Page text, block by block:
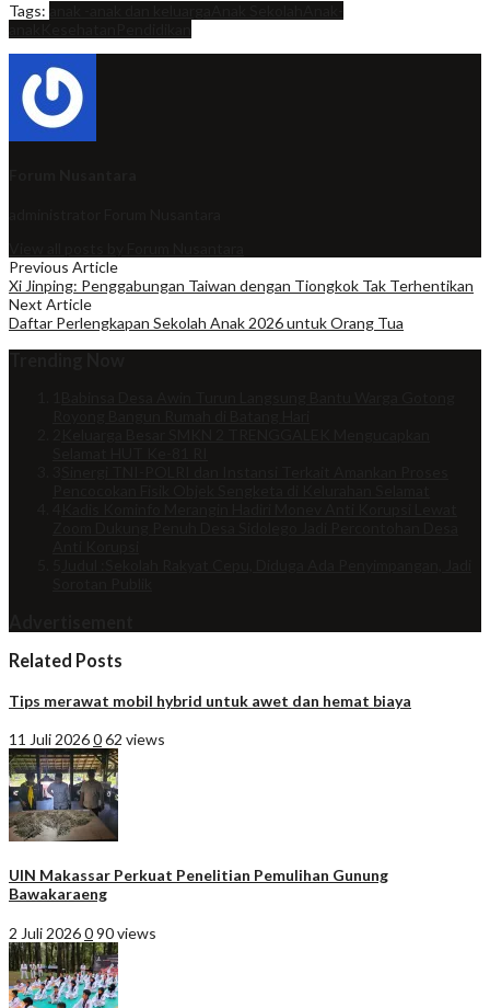
Tags:
Previous Article
Xi Jinping: Penggabungan Taiwan dengan Tiongkok Tak Terhentikan
Next Article
Daftar Perlengkapan Sekolah Anak 2026 untuk Orang Tua
Related Posts
Tips merawat mobil hybrid untuk awet dan hemat biaya
11 Juli 2026062 views
UIN Makassar Perkuat Penelitian Pemulihan Gunung
Bawakaraeng
2 Juli 2026090 views